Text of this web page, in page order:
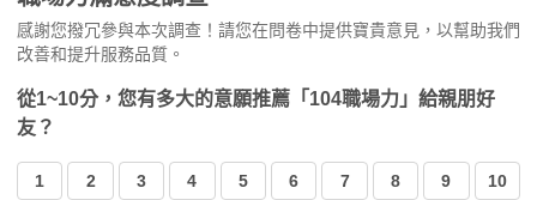
感謝您撥冗參與本次調查！請您在問卷中提供寶貴意見，以幫助我們
改善和提升服務品質。
從1~10分，您有多大的意願推薦「104職場力」給親朋好
友？
1 2 3 4 5 6 7 8 9 10